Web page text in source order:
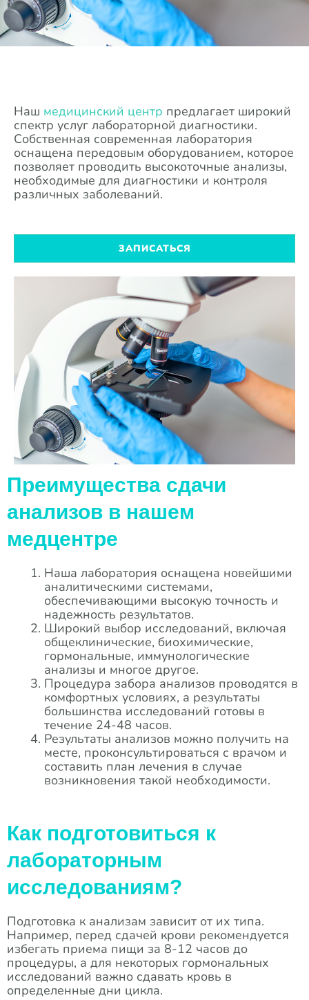
Наш медицинский центр предлагает широкий
спектр услуг лабораторной диагностики.
Собственная современная лаборатория
оснащена передовым оборудованием, которое
позволяет проводить высокоточные анализы,
необходимые для диагностики и контроля
различных заболеваний.
ЗАПИСАТЬСЯ
Преимущества сдачи
анализов в нашем
медцентре​
Наша лаборатория оснащена новейшими
аналитическими системами,
обеспечивающими высокую точность и
надежность результатов.
Широкий выбор исследований, включая
общеклинические, биохимические,
гормональные, иммунологические
анализы и многое другое.
Процедура забора анализов проводятся в
комфортных условиях, а результаты
большинства исследований готовы в
течение 24-48 часов.
Результаты анализов можно получить на
месте, проконсультироваться с врачом и
составить план лечения в случае
возникновения такой необходимости.
Как подготовиться к
лабораторным
исследованиям?
Подготовка к анализам зависит от их типа.
Например, перед сдачей крови рекомендуется
избегать приема пищи за 8-12 часов до
процедуры, а для некоторых гормональных
исследований важно сдавать кровь в
определенные дни цикла.